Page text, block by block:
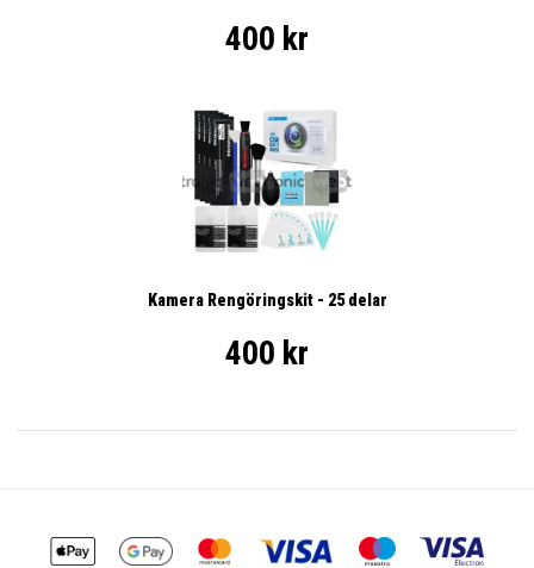
400 kr
Kamera Rengöringskit - 25 delar
400 kr